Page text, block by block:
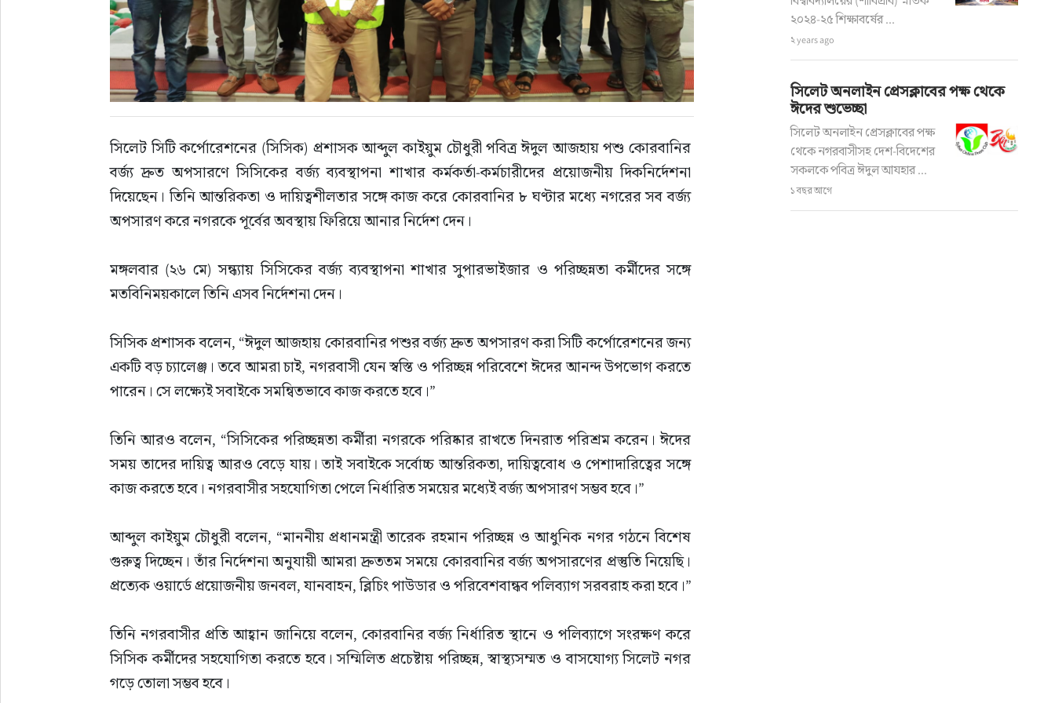
সিলেট সিটি কর্পোরেশনের (সিসিক) প্রশাসক আব্দুল কাইয়ুম চৌধুরী পবিত্র ঈদুল আজহায় পশু কোরবানির
বর্জ্য দ্রুত অপসারণে সিসিকের বর্জ্য ব্যবস্থাপনা শাখার কর্মকর্তা-কর্মচারীদের প্রয়োজনীয় দিকনির্দেশনা
দিয়েছেন। তিনি আন্তরিকতা ও দায়িত্বশীলতার সঙ্গে কাজ করে কোরবানির ৮ ঘণ্টার মধ্যে নগরের সব বর্জ্য
অপসারণ করে নগরকে পূর্বের অবস্থায় ফিরিয়ে আনার নির্দেশ দেন।
মঙ্গলবার (২৬ মে) সন্ধ্যায় সিসিকের বর্জ্য ব্যবস্থাপনা শাখার সুপারভাইজার ও পরিচ্ছন্নতা কর্মীদের সঙ্গে
মতবিনিময়কালে তিনি এসব নির্দেশনা দেন।
সিসিক প্রশাসক বলেন, “ঈদুল আজহায় কোরবানির পশুর বর্জ্য দ্রুত অপসারণ করা সিটি কর্পোরেশনের জন্য
একটি বড় চ্যালেঞ্জ। তবে আমরা চাই, নগরবাসী যেন স্বস্তি ও পরিচ্ছন্ন পরিবেশে ঈদের আনন্দ উপভোগ করতে
পারেন। সে লক্ষ্যেই সবাইকে সমন্বিতভাবে কাজ করতে হবে।”
তিনি আরও বলেন, “সিসিকের পরিচ্ছন্নতা কর্মীরা নগরকে পরিষ্কার রাখতে দিনরাত পরিশ্রম করেন। ঈদের
সময় তাদের দায়িত্ব আরও বেড়ে যায়। তাই সবাইকে সর্বোচ্চ আন্তরিকতা, দায়িত্ববোধ ও পেশাদারিত্বের সঙ্গে
কাজ করতে হবে। নগরবাসীর সহযোগিতা পেলে নির্ধারিত সময়ের মধ্যেই বর্জ্য অপসারণ সম্ভব হবে।”
আব্দুল কাইয়ুম চৌধুরী বলেন, “মাননীয় প্রধানমন্ত্রী তারেক রহমান পরিচ্ছন্ন ও আধুনিক নগর গঠনে বিশেষ
গুরুত্ব দিচ্ছেন। তাঁর নির্দেশনা অনুযায়ী আমরা দ্রুততম সময়ে কোরবানির বর্জ্য অপসারণের প্রস্তুতি নিয়েছি।
প্রত্যেক ওয়ার্ডে প্রয়োজনীয় জনবল, যানবাহন, ব্লিচিং পাউডার ও পরিবেশবান্ধব পলিব্যাগ সরবরাহ করা হবে।”
তিনি নগরবাসীর প্রতি আহ্বান জানিয়ে বলেন, কোরবানির বর্জ্য নির্ধারিত স্থানে ও পলিব্যাগে সংরক্ষণ করে
সিসিক কর্মীদের সহযোগিতা করতে হবে। সম্মিলিত প্রচেষ্টায় পরিচ্ছন্ন, স্বাস্থ্যসম্মত ও বাসযোগ্য সিলেট নগর
গড়ে তোলা সম্ভব হবে।
২০২৪-২৫ শিক্ষাবর্ষের ...
২ years ago
সিলেট অনলাইন প্রেসক্লাবের পক্ষ থেকে
ঈদের শুভেচ্ছা
সিলেট অনলাইন প্রেসক্লাবের পক্ষ
থেকে নগরবাসীসহ দেশ-বিদেশের
সকলকে পবিত্র ঈদুল আযহার ...
১ বছর আগে